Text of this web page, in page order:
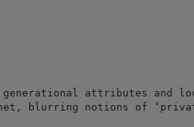
attributes and
blurring notions of